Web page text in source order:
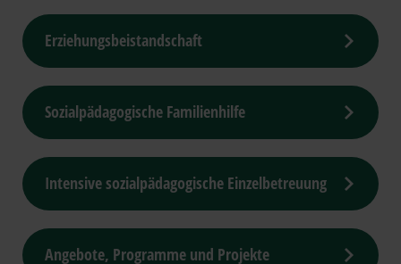
Erziehungsbeistandschaft
Sozialpädagogische Familienhilfe
Intensive sozialpädagogische Einzelbetreuung
Angebote, Programme und Projekte